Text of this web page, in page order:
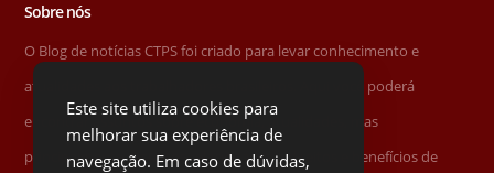
Sobre nós
O Blog de notícias CTPS foi criado para levar conhecimento e
atualidades aos trabalhadores brasileiros. Aqui você poderá
encontrar assuntos sobre economia, atualidades, mas
principalmente assuntos relacionados a direitos e benefícios de
Este site utiliza cookies para
melhorar sua experiência de
navegação. Em caso de dúvidas,